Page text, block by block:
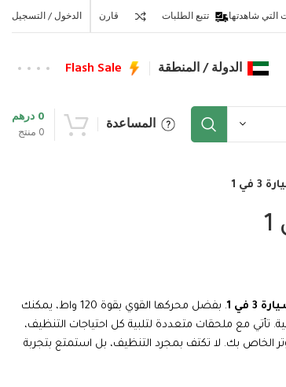
التي شاهدتها تتبع الطلبات قارن الدخول / التسجيل
الدولة / المنطقة Flash Sale
المساعدة 0 منتج
0 درهم
في 1
في 1
. بفضل محركها القوي بقوة 120 واط، يمكنك
تأتي مع ملحقات متعددة لتلبية كل احتياجات التنظيف،
الخاص بك. لا تكتف بمجرد التنظيف، بل استمتع بتجربة